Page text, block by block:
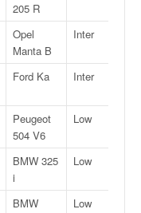
205 R
Opel
Manta B
Inter
Ford Ka Inter
Peugeot
504 V6
Low
BMW 325
i
Low
BMW
Low